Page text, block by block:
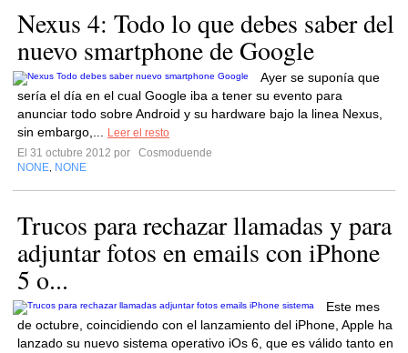
Nexus 4: Todo lo que debes saber del
nuevo smartphone de Google
Ayer se suponía que
sería el día en el cual Google iba a tener su evento para
anunciar todo sobre Android y su hardware bajo la linea Nexus,
sin embargo,...
Leer el resto
El 31 octubre 2012 por
Cosmoduende
NONE NONE
Trucos para rechazar llamadas y para
adjuntar fotos en emails con iPhone
5 o...
Este mes
de octubre, coincidiendo con el lanzamiento del iPhone, Apple ha
lanzado su nuevo sistema operativo iOs 6, que es válido tanto en